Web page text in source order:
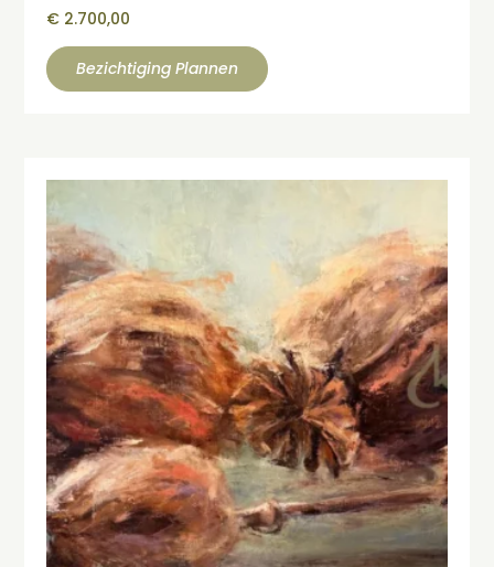
€ 2.700,00
Bezichtiging Plannen